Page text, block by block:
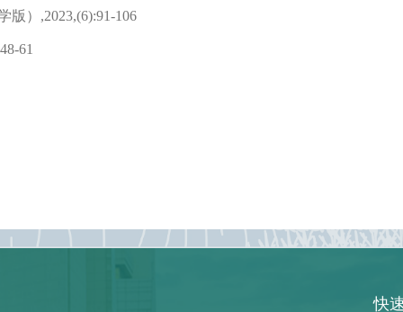
版） ,2023,(6):91-106
48-61
快